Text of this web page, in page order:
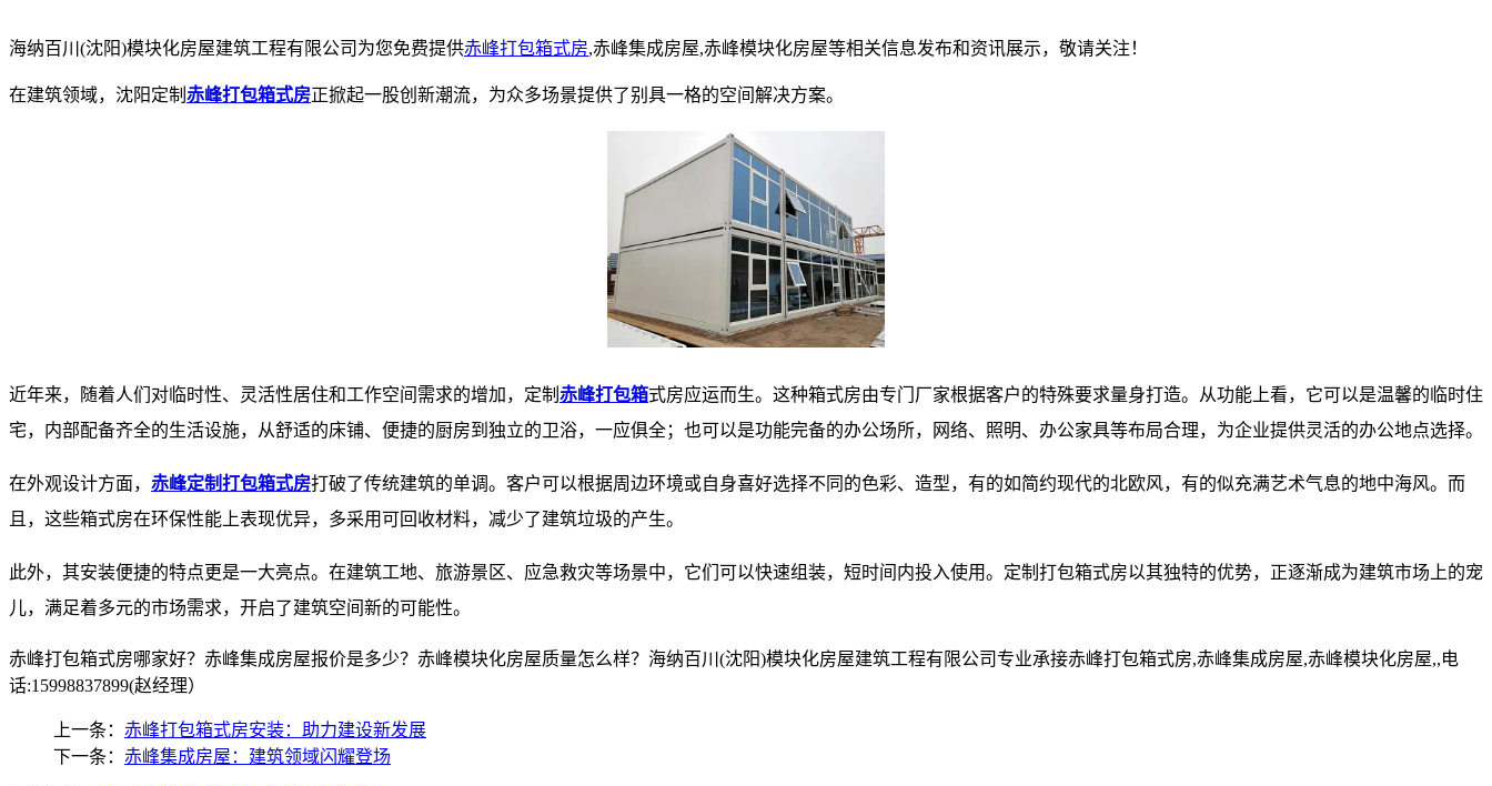
海纳百川(沈阳)模块化房屋建筑工程有限公司为您免费提供赤峰打包箱式房,赤峰集成房屋,赤峰模块化房屋等相关信息发布和资讯展示，敬请关注！
在建筑领域，沈阳定制 赤峰打包箱式房正掀起一股创新潮流，为众多场景提供了别具一格的空间解决方案。
近年来，随着人们对临时性、灵活性居住和工作空间需求的增加，定制 赤峰打包箱式房应运而生。这种箱式房由专门厂家根据客户的特殊要求量身打造。从功能上看，它可以是温馨的临时住
宅，内部配备齐全的生活设施，从舒适的床铺、便捷的厨房到独立的卫浴，一应俱全；也可以是功能完备的办公场所，网络、照明、办公家具等布局合理，为企业提供灵活的办公地点选择。
在外观设计方面， 赤峰定制打包箱式房打破了传统建筑的单调。客户可以根据周边环境或自身喜好选择不同的色彩、造型，有的如简约现代的北欧风，有的似充满艺术气息的地中海风。而
且，这些箱式房在环保性能上表现优异，多采用可回收材料，减少了建筑垃圾的产生。
此外，其安装便捷的特点更是一大亮点。在建筑工地、旅游景区、应急救灾等场景中，它们可以快速组装，短时间内投入使用。定制打包箱式房以其独特的优势，正逐渐成为建筑市场上的宠
儿，满足着多元的市场需求，开启了建筑空间新的可能性。
赤峰打包箱式房哪家好？赤峰集成房屋报价是多少？赤峰模块化房屋质量怎么样？海纳百川(沈阳)模块化房屋建筑工程有限公司专业承接赤峰打包箱式房,赤峰集成房屋,赤峰模块化房屋,,电
话:15998837899(赵经理）
上一条： 赤峰打包箱式房安装：助力建设新发展
下一条： 赤峰集成房屋：建筑领域闪耀登场